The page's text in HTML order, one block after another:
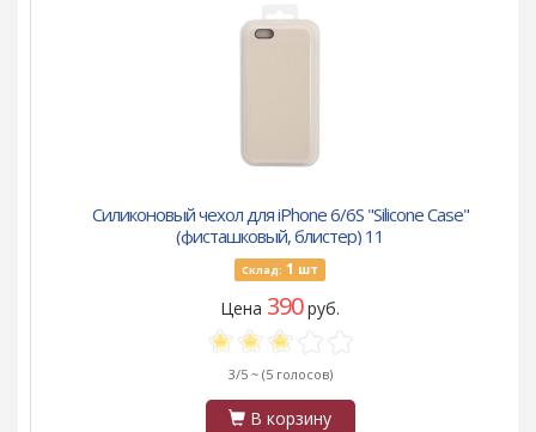
Силиконовый чехол для iPhone 6/6S "Silicone Case"
(фисташковый, блистер) 11
Склад: 1 шт
Цена 390руб.
3/5 ~ (5 голосов)
В корзину